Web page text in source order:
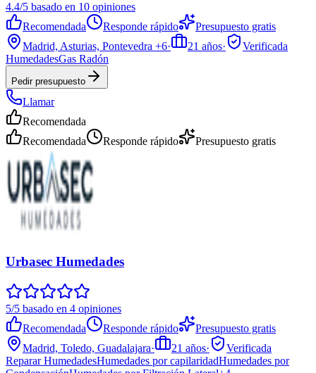
4.4/5 basado en 10 opiniones
Recomendada
Responde rápido
Presupuesto gratis
Madrid, Asturias, Pontevedra +6· 21 años·
Verificada
HumedadesGas Radón
Pedir presupuesto
Llamar
Recomendada
Recomendada
Responde rápido Presupuesto gratis
Urbasec Humedades
5/5 basado en 4 opiniones
Recomendada
Responde rápido
Presupuesto gratis
Madrid, Toledo, Guadalajara· 21 años·
Verificada
Reparar HumedadesHumedades por capilaridadHumedades por